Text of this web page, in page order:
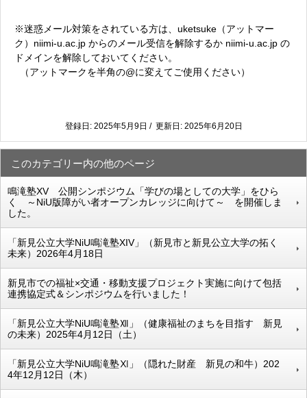
※迷惑メール対策をされている方は、uketsuke（アットマー
ク）niimi-u.ac.jp からのメール受信を解除するか niimi-u.ac.jp の
ドメインを解除しておいてください。
（アットマークを半角の@に変えてご使用ください）
登録日: 2025年5月9日 / 更新日: 2025年6月20日
このカテゴリー内の他のページ
鳴滝塾XV 公開シンポジウム「学びの場としての大学」をひら
く ～NiU版障がい者オープンカレッジに向けて～ を開催しま
した。
「新見公立大学NiU鳴滝塾XIV」（新見市と新見公立大学の拓く
未来）2026年4月18日
新見市での福祉×交通・移動支援プロジェクト実施に向けて包括
連携協定式＆シンポジウムを行いました！
「新見公立大学NiU鳴滝塾Ⅻ」（健康福祉のまちを目指す 新見
の未来）2025年4月12日（土）
「新見公立大学NiU鳴滝塾Ⅺ」（隠れた財産 新見の和牛）202
4年12月12日（木）